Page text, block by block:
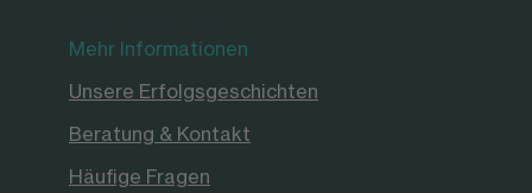
Mehr Informationen
Unsere Erfolgsgeschichten
Beratung & Kontakt
Häufige Fragen